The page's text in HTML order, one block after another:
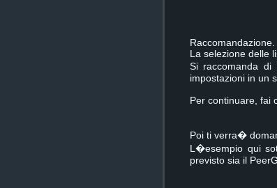
Raccomandazione.
La selezione delle
Si raccomanda di
impostazioni in un
Per continuare, fai
Poi ti verra�
L�esempio qui
previsto sia il